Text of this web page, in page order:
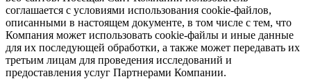
соглашается с условиями использования cookie-файлов,
описанными в настоящем документе, в том числе с тем, что
Компания может использовать cookie-файлы и иные данные
для их последующей обработки, а также может передавать их
третьим лицам для проведения исследований и
предоставления услуг Партнерами Компании.